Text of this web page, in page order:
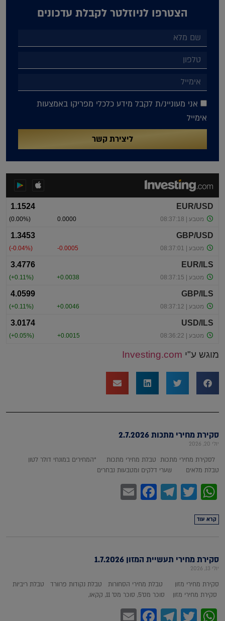
הצטרפו לניוזלטר לקבלת עדכונים
אני מעוניינ/ת לקבל מידע כלכלי מפריקו באמצעות
אימייל
ליצירת קשר
מוגש ע"י Investing.com
סקירת מחירי מתכות 2.7.2026
יולי 20, 2026
לסקירת מחירי מתכות טבלת מחירי מתכות *המחירים במונחי דולר לטון
טבלת מלאים שערי דלקים ומטבעות נבחרים
WhatsApp
Twitter
Telegram
Facebook
קרא עוד
סקירת מחירי תעשיית המזון 1.7.2026
יולי 13, 2026
סקירת מחירי מזון טבלת מחירי הסחורות טבלת נקודות פרוורד טבלת ריביות
סקירת מחירי מזון סוכר מס'5, סוכר מס' 11, קקאו,
WhatsApp
Twitter
Telegram
Facebook